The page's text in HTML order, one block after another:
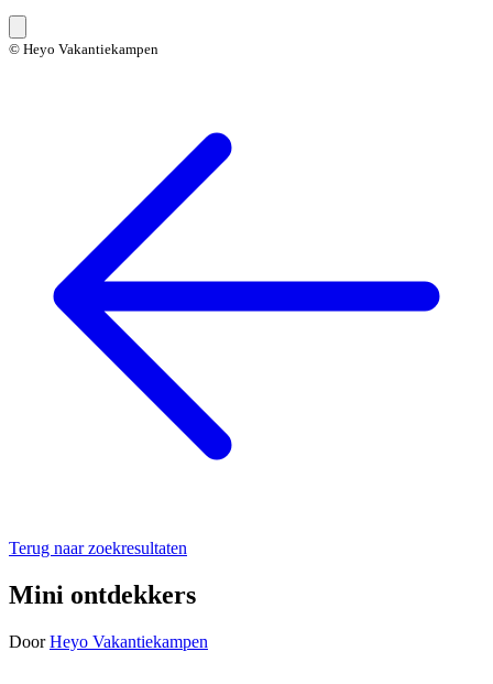
© Heyo Vakantiekampen
Terug naar zoekresultaten
Mini ontdekkers
Door Heyo Vakantiekampen